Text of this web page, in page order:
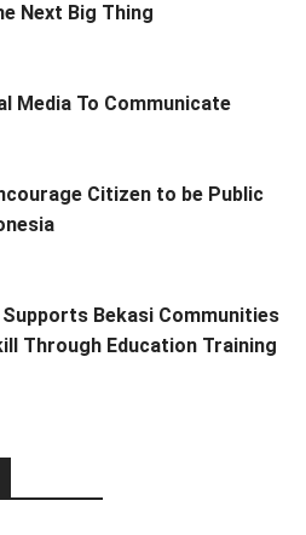
Next Big Thing
Media To Communicate
Citizen to be Public
Bekasi Communities
Through Education Training